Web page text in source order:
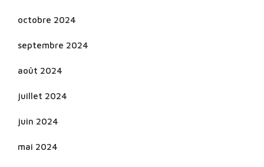
octobre 2024
septembre 2024
août 2024
juillet 2024
juin 2024
mai 2024